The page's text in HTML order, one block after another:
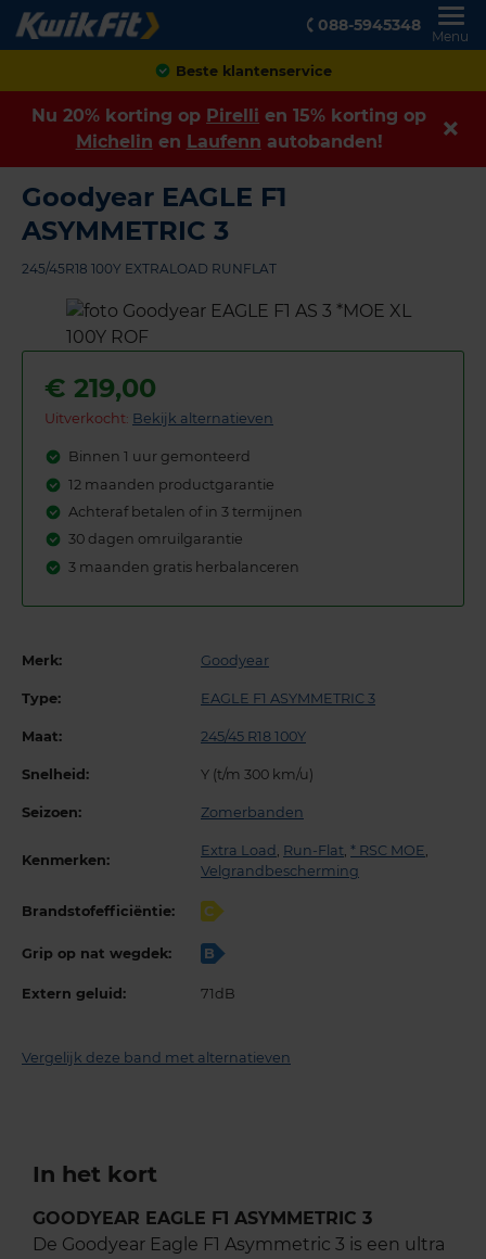
088-5945348
Menu
Achteraf betalen
Nu 20% korting op Pirelli en 15% korting op
Michelin en Laufenn autobanden!
Goodyear EAGLE F1
ASYMMETRIC 3
245/45R18 100Y EXTRALOAD RUNFLAT
€ 219,00
Uitverkocht: Bekijk alternatieven
Binnen 1 uur gemonteerd
12 maanden productgarantie
Achteraf betalen of in 3 termijnen
30 dagen omruilgarantie
3 maanden gratis herbalanceren
Merk: Goodyear
Type: EAGLE F1 ASYMMETRIC 3
Maat: 245/45 R18 100Y
Snelheid: Y (t/m 300 km/u)
Seizoen: Zomerbanden
Kenmerken:
Extra Load , Run-Flat, * RSC MOE,
Velgrandbescherming
Brandstofefficiëntie: C
Grip op nat wegdek: B
Extern geluid: 71dB
Vergelijk deze band met alternatieven
In het kort
GOODYEAR EAGLE F1 ASYMMETRIC 3
De Goodyear Eagle F1 Asymmetric 3 is een ultra